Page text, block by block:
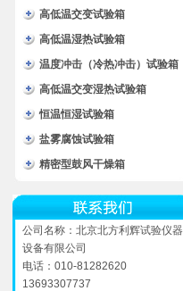
高低温交变试验箱
高低温湿热试验箱
温度冲击（冷热冲击）试验箱
高低温交变湿热试验箱
恒温恒湿试验箱
盐雾腐蚀试验箱
精密型鼓风干燥箱
公司名称：北京北方利辉试验仪器
设备有限公司
电话：010-81282620
13693307737